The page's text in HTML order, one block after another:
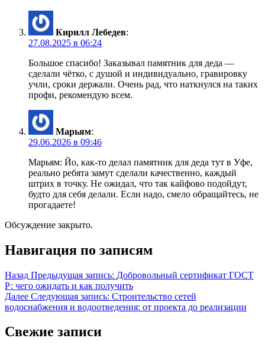
Кирилл Лебедев:
27.08.2025 в 06:24
Большое спасибо! Заказывал памятник для деда —
сделали чётко, с душой и индивидуально, гравировку
учли, сроки держали. Очень рад, что наткнулся на таких
профи, рекомендую всем.
Марьям:
29.06.2026 в 09:46
Марьям: Йо, как-то делал памятник для деда тут в Уфе,
реально ребята замут сделали качественно, каждый
штрих в точку. Не ожидал, что так кайфово подойдут,
будто для себя делали. Если надо, смело обращайтесь, не
прогадаете!
Обсуждение закрыто.
Навигация по записям
Назад Предыдущая запись: Добровольный сертификат ГОСТ
Р: чего ожидать и как получить
Далее Следующая запись: Строительство сетей
водоснабжения и водоотведения: от проекта до реализации
Свежие записи